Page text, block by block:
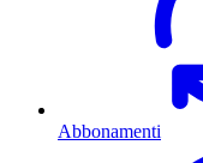
Abbonamenti